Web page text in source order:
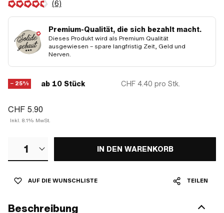
(6)
Premium-Qualität, die sich bezahlt macht.
Dieses Produkt wird als Premium Qualität
ausgewiesen – spare langfristig Zeit, Geld und
Nerven.
− 25% ab 10 Stück CHF 4.40 pro Stk.
CHF 5.90
Inkl. 8.1% MwSt.
1 IN DEN WARENKORB
AUF DIE WUNSCHLISTE TEILEN
Beschreibung